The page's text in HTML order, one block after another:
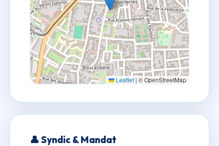
Leaflet | © OpenStreetMap
👤 Syndic & Mandat